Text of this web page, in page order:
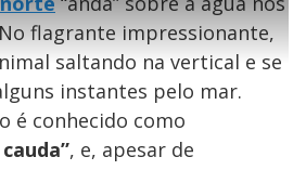
l
a
1
0
s
e
u
n
d
o
s
e
n h
a
flagrante impressionante,
saltando na vertical e se
instantes pelo mar.
é conhecido como
, e, apesar de